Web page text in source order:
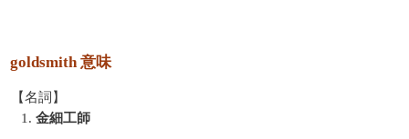
goldsmith 意味
【名詞】
1. 金細工師